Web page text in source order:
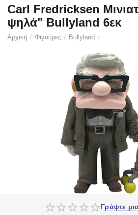
Carl Fredricksen
ψηλά" Bullyland 6εκ
Αρχική / Φιγούρες / Bullyland /
Γράψτε